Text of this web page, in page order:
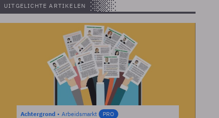
UITGELICHTE ARTIKELEN
Achtergrond Arbeidsmarkt PRO